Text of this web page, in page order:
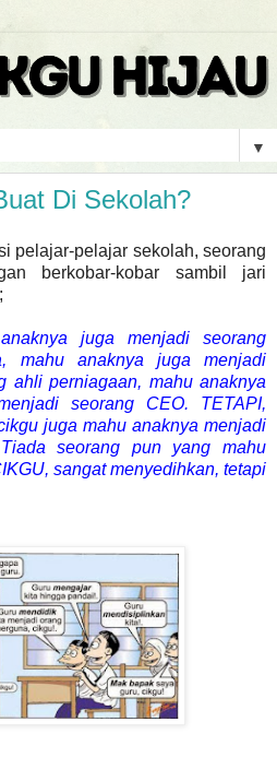
▼
Di Sekolah?
pelajar-pelajar sekolah, seorang
berkobar-kobar sambil jari
juga menjadi seorang
mahu anaknya juga menjadi
ahli perniagaan, mahu anaknya
seorang CEO. TETAPI,
juga mahu anaknya menjadi
seorang pun yang mahu
sangat menyedihkan, tetapi